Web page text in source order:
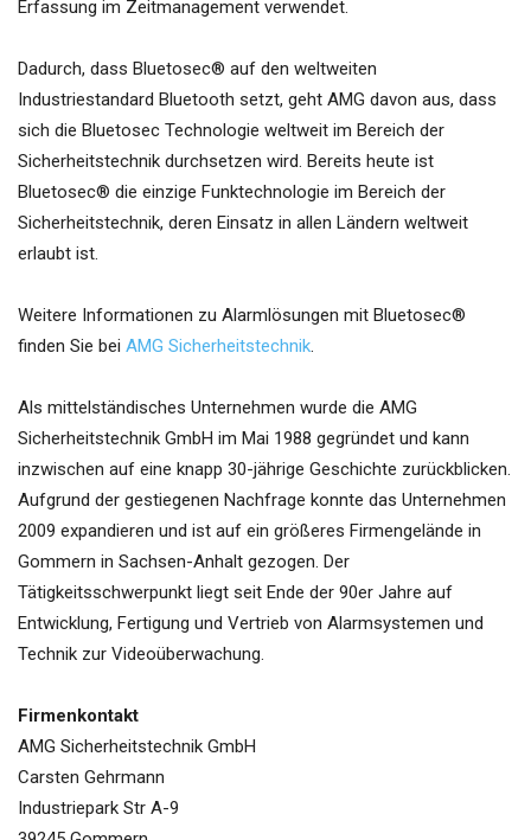
Erfassung im Zeitmanagement verwendet.
Dadurch, dass Bluetosec® auf den weltweiten
Industriestandard Bluetooth setzt, geht AMG davon aus, dass
sich die Bluetosec Technologie weltweit im Bereich der
Sicherheitstechnik durchsetzen wird. Bereits heute ist
Bluetosec® die einzige Funktechnologie im Bereich der
Sicherheitstechnik, deren Einsatz in allen Ländern weltweit
erlaubt ist.
Weitere Informationen zu Alarmlösungen mit Bluetosec®
finden Sie bei AMG Sicherheitstechnik.
Als mittelständisches Unternehmen wurde die AMG
Sicherheitstechnik GmbH im Mai 1988 gegründet und kann
inzwischen auf eine knapp 30-jährige Geschichte zurückblicken.
Aufgrund der gestiegenen Nachfrage konnte das Unternehmen
2009 expandieren und ist auf ein größeres Firmengelände in
Gommern in Sachsen-Anhalt gezogen. Der
Tätigkeitsschwerpunkt liegt seit Ende der 90er Jahre auf
Entwicklung, Fertigung und Vertrieb von Alarmsystemen und
Technik zur Videoüberwachung.
Firmenkontakt
AMG Sicherheitstechnik GmbH
Carsten Gehrmann
Industriepark Str A-9